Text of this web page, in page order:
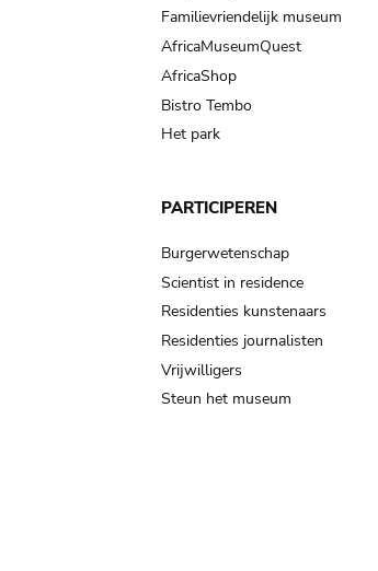
Familievriendelijk museum
AfricaMuseumQuest
AfricaShop
Bistro Tembo
Het park
PARTICIPEREN
Burgerwetenschap
Scientist in residence
Residenties kunstenaars
Residenties journalisten
Vrijwilligers
Steun het museum